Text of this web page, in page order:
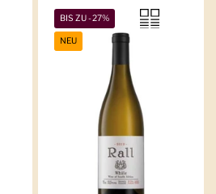
BIS ZU -27%
NEU